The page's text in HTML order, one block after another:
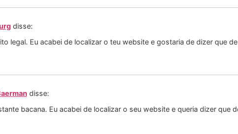
disse:
legal. Eu acabei de localizar o teu website e gostaria de dizer que
disse:
bacana. Eu acabei de localizar o seu website e queria dizer